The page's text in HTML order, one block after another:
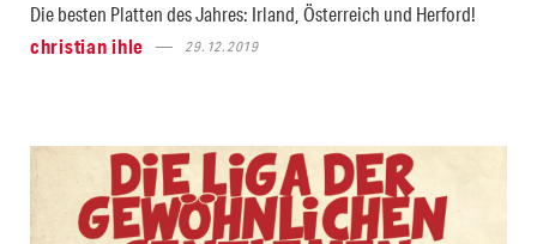
Die besten Platten des Jahres: Irland, Österreich und Herford!
christian ihle
29.12.2019